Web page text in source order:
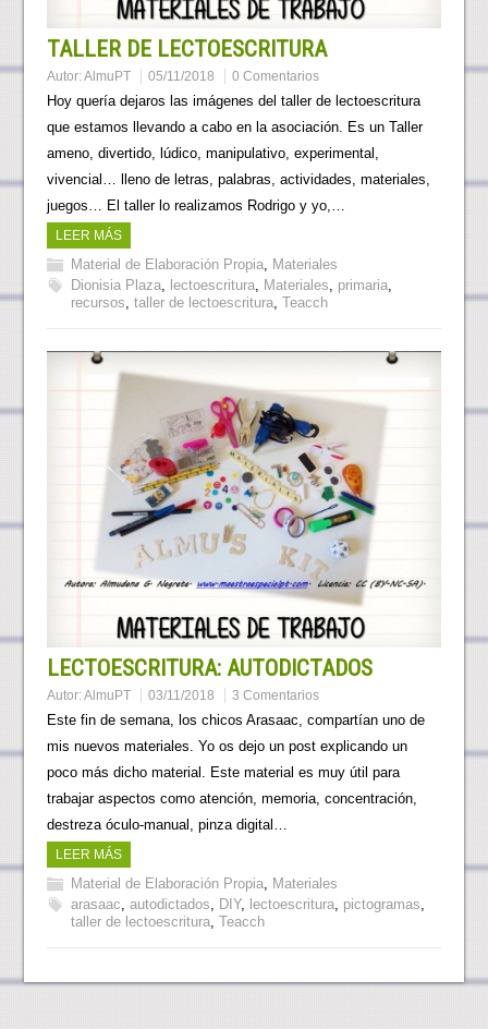
TALLER DE LECTOESCRITURA
Autor:AlmuPT 05/11/2018 0 Comentarios
Hoy quería dejaros las imágenes del taller de lectoescritura
que estamos llevando a cabo en la asociación. Es un Taller
ameno, divertido, lúdico, manipulativo, experimental,
vivencial… lleno de letras, palabras, actividades, materiales,
juegos… El taller lo realizamos Rodrigo y yo,…
LEER MÁS
Material de Elaboración Propia, Materiales
Dionisia Plaza, lectoescritura, Materiales, primaria,
recursos, taller de lectoescritura, Teacch
LECTOESCRITURA: AUTODICTADOS
Autor:AlmuPT 03/11/2018 3 Comentarios
Este fin de semana, los chicos Arasaac, compartían uno de
mis nuevos materiales. Yo os dejo un post explicando un
poco más dicho material. Este material es muy útil para
trabajar aspectos como atención, memoria, concentración,
destreza óculo-manual, pinza digital…
LEER MÁS
Material de Elaboración Propia, Materiales
arasaac, autodictados, DIY, lectoescritura, pictogramas,
taller de lectoescritura, Teacch